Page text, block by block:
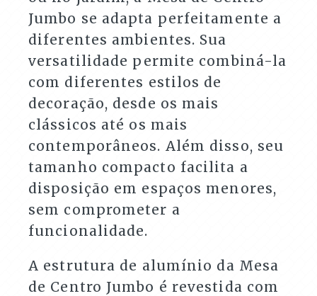
Jumbo se adapta perfeitamente a
diferentes ambientes. Sua
versatilidade permite combiná-la
com diferentes estilos de
decoração, desde os mais
clássicos até os mais
contemporâneos. Além disso, seu
tamanho compacto facilita a
disposição em espaços menores,
sem comprometer a
funcionalidade.
A estrutura de alumínio da Mesa
de Centro Jumbo é revestida com